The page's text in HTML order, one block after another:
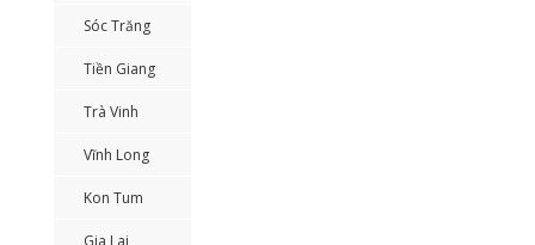
Sóc Trăng
Tiền Giang
Trà Vinh
Vĩnh Long
Kon Tum